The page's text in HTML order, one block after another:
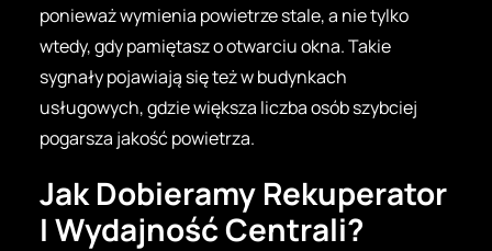
ponieważ wymienia powietrze stale, a nie tylko
wtedy, gdy pamiętasz o otwarciu okna. Takie
sygnały pojawiają się też w budynkach
usługowych, gdzie większa liczba osób szybciej
pogarsza jakość powietrza.
Jak Dobieramy Rekuperator
I Wydajność Centrali?